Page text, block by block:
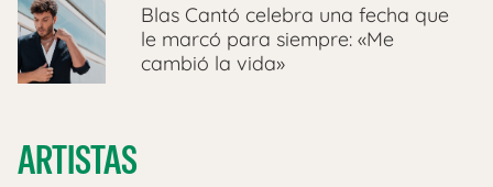
Blas Cantó celebra una fecha que
le marcó para siempre: «Me
cambió la vida»
ARTISTAS